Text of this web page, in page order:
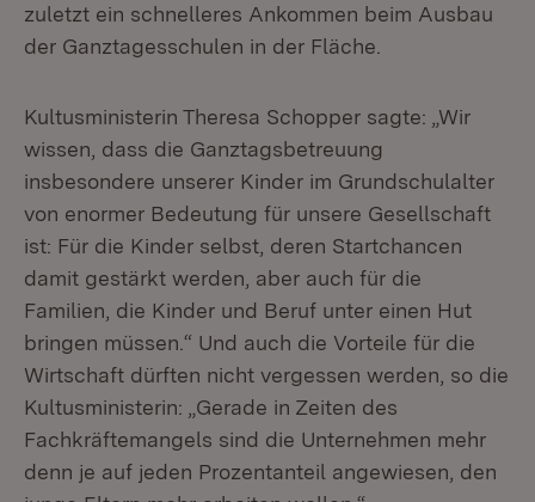
zuletzt ein schnelleres Ankommen beim Ausbau
der Ganztagesschulen in der Fläche.
Kultusministerin Theresa Schopper sagte: „Wir
wissen, dass die Ganztagsbetreuung
insbesondere unserer Kinder im Grundschulalter
von enormer Bedeutung für unsere Gesellschaft
ist: Für die Kinder selbst, deren Startchancen
damit gestärkt werden, aber auch für die
Familien, die Kinder und Beruf unter einen Hut
bringen müssen.“ Und auch die Vorteile für die
Wirtschaft dürften nicht vergessen werden, so die
Kultusministerin: „Gerade in Zeiten des
Fachkräftemangels sind die Unternehmen mehr
denn je auf jeden Prozentanteil angewiesen, den